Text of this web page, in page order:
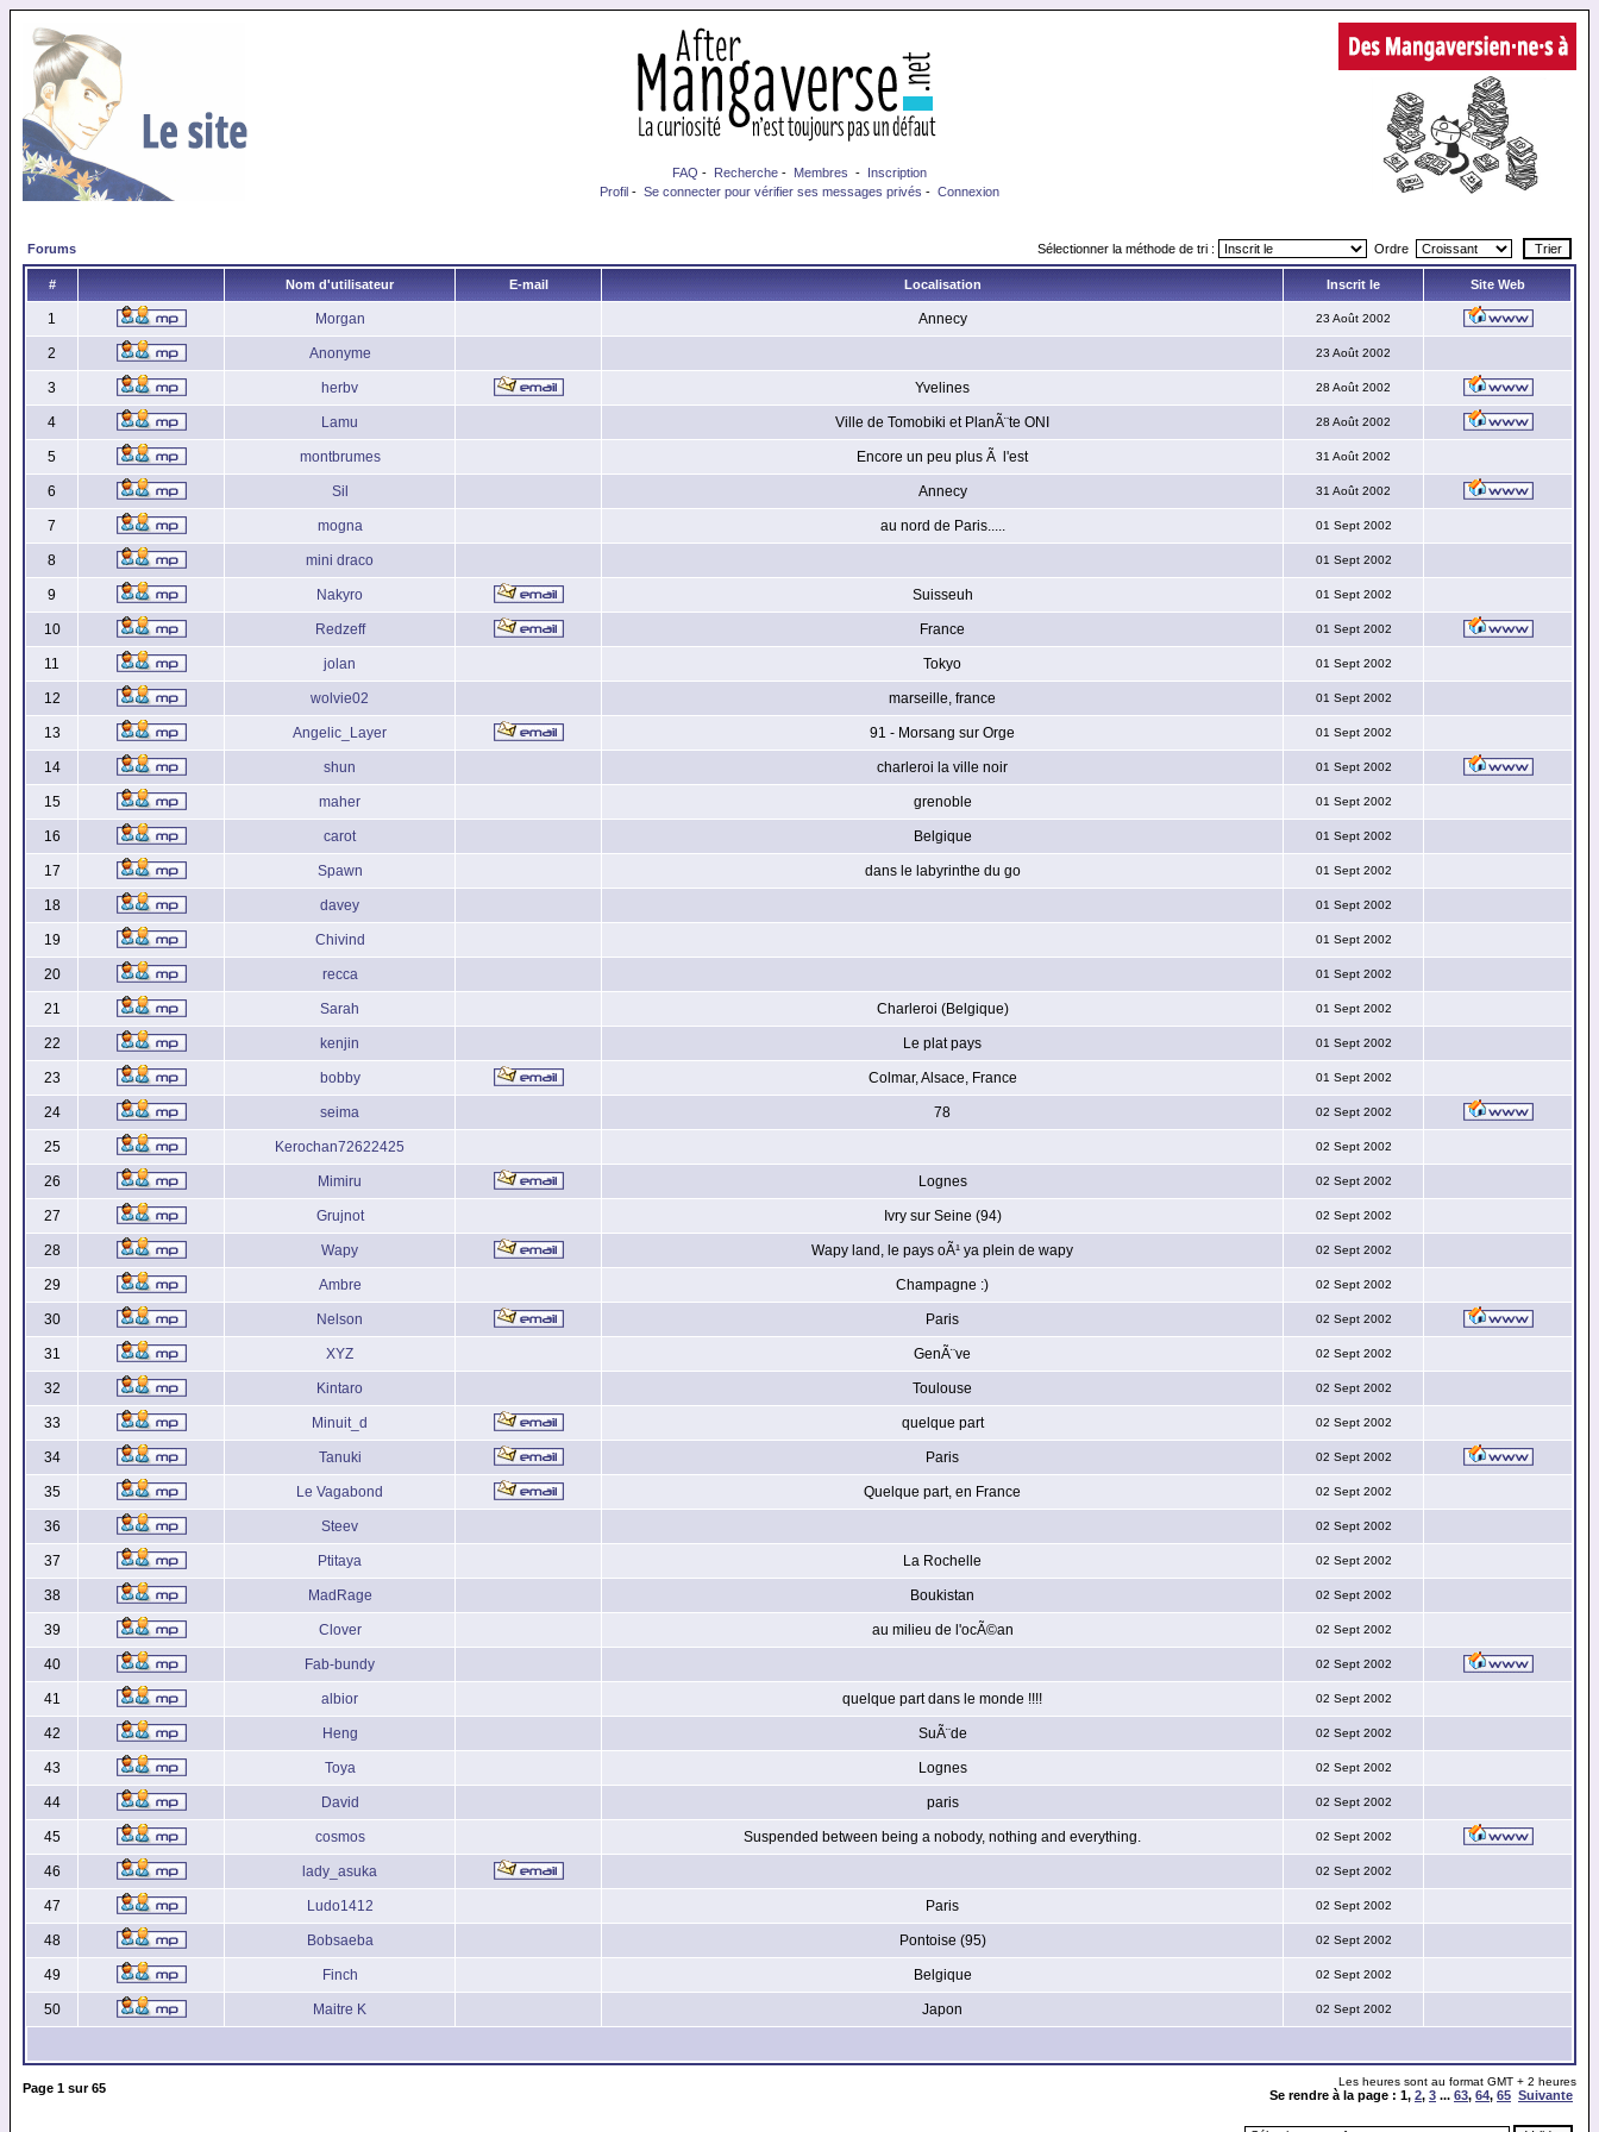
FAQ - Recherche - Membres - Inscription
Profil - Se connecter pour vérifier ses messages privés - Connexion
Forums Sélectionner la méthode de tri : Ordre
# Nom d'utilisateur E-mail Localisation Inscrit le Site Web
1 Morgan Annecy 23 Août 2002
2 Anonyme 23 Août 2002
3 herbv Yvelines 28 Août 2002
4 Lamu Ville de Tomobiki et PlanÃ¨te ONI 28 Août 2002
5 montbrumes Encore un peu plus Ã l'est 31 Août 2002
6 Sil Annecy 31 Août 2002
7 mogna au nord de Paris..... 01 Sept 2002
8 mini draco 01 Sept 2002
9 Nakyro Suisseuh 01 Sept 2002
10 Redzeff France 01 Sept 2002
11 jolan Tokyo 01 Sept 2002
12 wolvie02 marseille, france 01 Sept 2002
13 Angelic_Layer 91 - Morsang sur Orge 01 Sept 2002
14 shun charleroi la ville noir 01 Sept 2002
15 maher grenoble 01 Sept 2002
16 carot Belgique 01 Sept 2002
17 Spawn dans le labyrinthe du go 01 Sept 2002
18 davey 01 Sept 2002
19 Chivind 01 Sept 2002
20 recca 01 Sept 2002
21 Sarah Charleroi (Belgique) 01 Sept 2002
22 kenjin Le plat pays 01 Sept 2002
23 bobby Colmar, Alsace, France 01 Sept 2002
24 seima 78 02 Sept 2002
25 Kerochan72622425 02 Sept 2002
26 Mimiru Lognes 02 Sept 2002
27 Grujnot Ivry sur Seine (94) 02 Sept 2002
28 Wapy Wapy land, le pays oÃ¹ ya plein de wapy 02 Sept 2002
29 Ambre Champagne :) 02 Sept 2002
30 Nelson Paris 02 Sept 2002
31 XYZ GenÃ¨ve 02 Sept 2002
32 Kintaro Toulouse 02 Sept 2002
33 Minuit_d quelque part 02 Sept 2002
34 Tanuki Paris 02 Sept 2002
35 Le Vagabond Quelque part, en France 02 Sept 2002
36 Steev 02 Sept 2002
37 Ptitaya La Rochelle 02 Sept 2002
38 MadRage Boukistan 02 Sept 2002
39 Clover au milieu de l'ocÃ©an 02 Sept 2002
40 Fab-bundy 02 Sept 2002
41 albior quelque part dans le monde !!!! 02 Sept 2002
42 Heng SuÃ¨de 02 Sept 2002
43 Toya Lognes 02 Sept 2002
44 David paris 02 Sept 2002
45 cosmos Suspended between being a nobody, nothing and everything. 02 Sept 2002
46 lady_asuka 02 Sept 2002
47 Ludo1412 Paris 02 Sept 2002
48 Bobsaeba Pontoise (95) 02 Sept 2002
49 Finch Belgique 02 Sept 2002
50 Maitre K Japon 02 Sept 2002
Page 1 sur65 Les heures sont au format GMT + 2 heures
Se rendre à la page : 1, 2, 3 ... 63, 64, 65 Suivante